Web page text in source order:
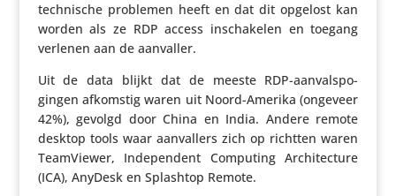
tech­ni­sche problemen heeft en dat dit opgelost kan
worden als ze RDP access inscha­kelen en toegang
verlenen aan de aanvaller.
Uit de data blijkt dat de meeste RDP-aanvals­po­
gingen afkomstig waren uit Noord-Amerika (ongeveer
42%), gevolgd door China en India. Andere remote
desktop tools waar aanval­lers zich op richtten waren
Team­Viewer, Inde­pen­dent Computing Archi­tec­ture
(ICA), AnyDesk en Splashtop Remote.